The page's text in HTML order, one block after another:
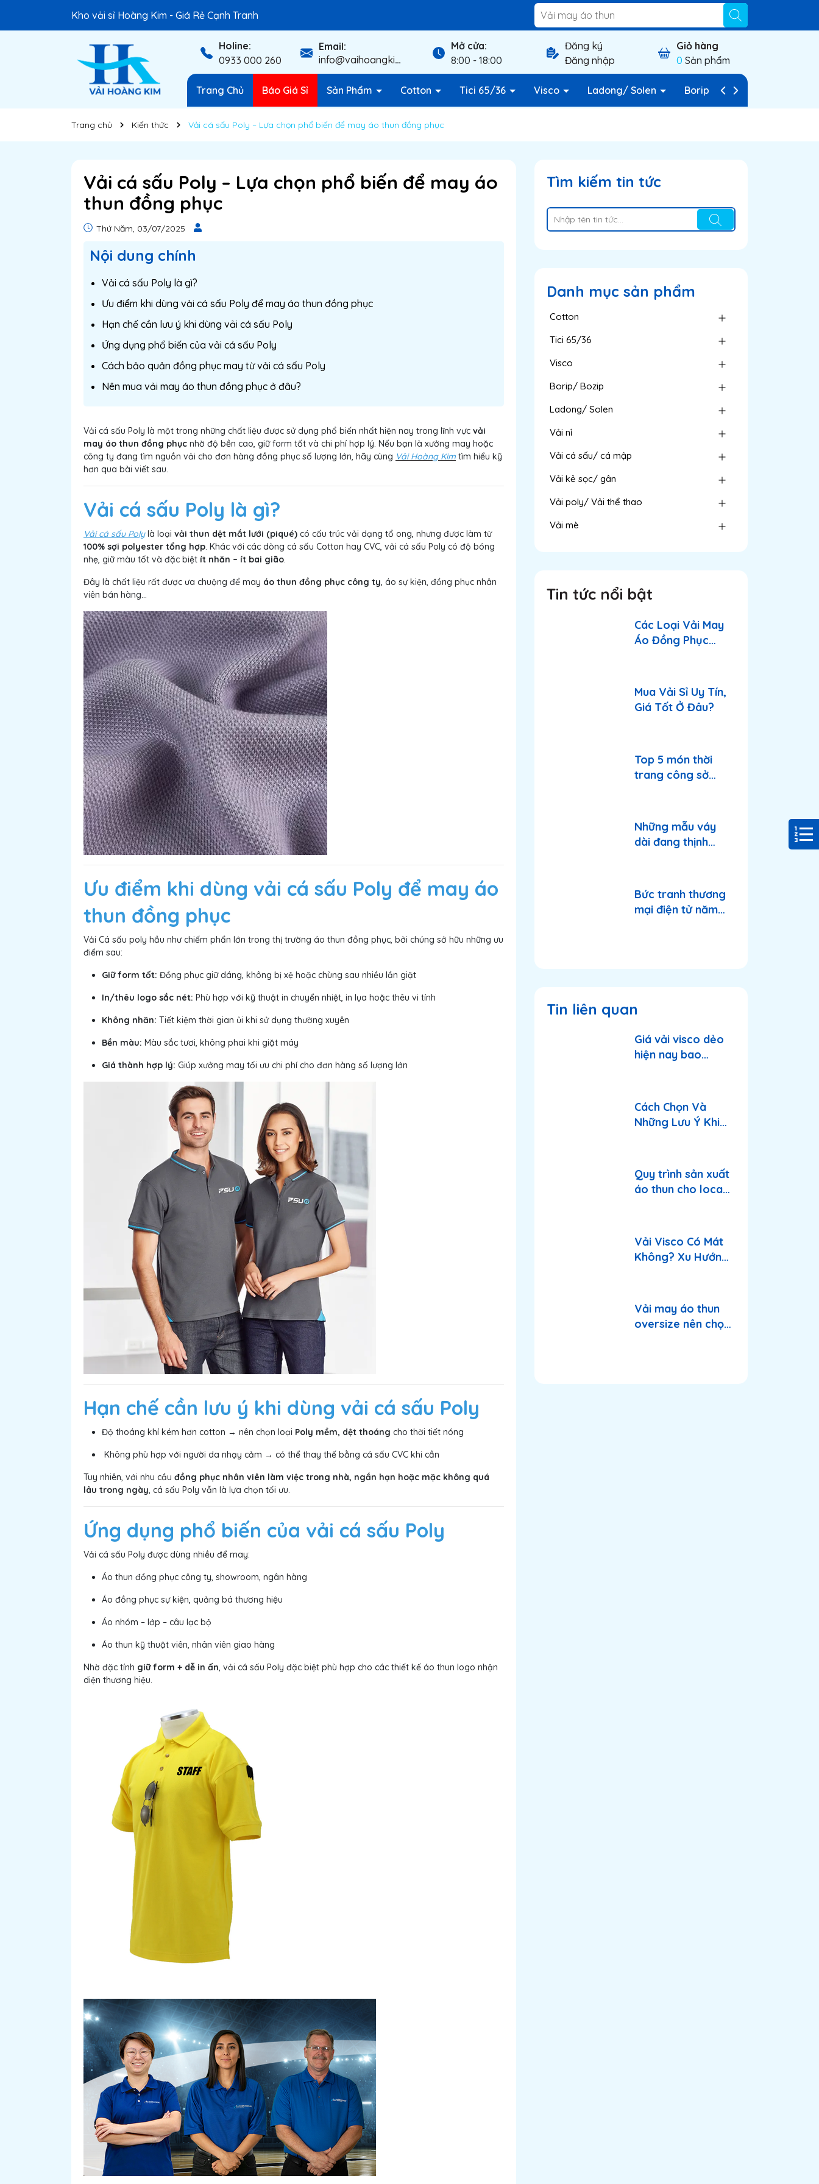
Kho vải sỉ Hoàng Kim - Giá Rẻ Cạnh Tranh
Holine:
0933 000 260
Email:
info@vaihoangkim.com
Mở cửa:
8:00 - 18:00
Đăng ký
Đăng nhập
Giỏ hàng
0 Sản phẩm
Trang Chủ Báo Giá Sỉ Sản Phẩm Cotton Tici 65/36 Visco Ladong/ Solen Borip Vải nỉ
Trang chủ Kiến thức Vải cá sấu Poly – Lựa chọn phổ biến để may áo thun đồng phục
Vải cá sấu Poly – Lựa chọn phổ biến để may áo
thun đồng phục
Thứ Năm, 03/07/2025
Nội dung chính
Vải cá sấu Poly là gì?
Ưu điểm khi dùng vải cá sấu Poly để may áo thun đồng phục
Hạn chế cần lưu ý khi dùng vải cá sấu Poly
Ứng dụng phổ biến của vải cá sấu Poly
Cách bảo quản đồng phục may từ vải cá sấu Poly
Nên mua vải may áo thun đồng phục ở đâu?
Vải cá sấu Poly là một trong những chất liệu được sử dụng phổ biến nhất hiện nay trong lĩnh vực vải
may áo thun đồng phục nhờ độ bền cao, giữ form tốt và chi phí hợp lý. Nếu bạn là xưởng may hoặc
công ty đang tìm nguồn vải cho đơn hàng đồng phục số lượng lớn, hãy cùng Vải Hoàng Kim tìm hiểu kỹ
hơn qua bài viết sau.
Vải cá sấu Poly là gì?
Vải cá sấu Polylà loại vải thun dệt mắt lưới (piqué) có cấu trúc vải dạng tổ ong, nhưng được làm từ
100% sợi polyester tổng hợp. Khác với các dòng cá sấu Cotton hay CVC, vải cá sấu Poly có độ bóng
nhẹ, giữ màu tốt và đặc biệt ít nhăn – ít bai gião.
Đây là chất liệu rất được ưa chuộng để may áo thun đồng phục công ty, áo sự kiện, đồng phục nhân
viên bán hàng...
Ưu điểm khi dùng vải cá sấu Poly để may áo
thun đồng phục
Vải Cá sấu poly hầu như chiếm phẩn lớn trong thị trường áo thun đồng phục, bởi chúng sở hữu những ưu
điểm sau:
Giữ form tốt: Đồng phục giữ dáng, không bị xệ hoặc chùng sau nhiều lần giặt
In/thêu logo sắc nét: Phù hợp với kỹ thuật in chuyển nhiệt, in lụa hoặc thêu vi tính
Không nhăn: Tiết kiệm thời gian ủi khi sử dụng thường xuyên
Bền màu: Màu sắc tươi, không phai khi giặt máy
Giá thành hợp lý: Giúp xưởng may tối ưu chi phí cho đơn hàng số lượng lớn
Hạn chế cần lưu ý khi dùng vải cá sấu Poly
Độ thoáng khí kém hơn cotton → nên chọn loại Poly mềm, dệt thoáng cho thời tiết nóng
Không phù hợp với người da nhạy cảm → có thể thay thế bằng cá sấu CVC khi cần
Tuy nhiên, với nhu cầu đồng phục nhân viên làm việc trong nhà, ngắn hạn hoặc mặc không quá
lâu trong ngày, cá sấu Poly vẫn là lựa chọn tối ưu.
Ứng dụng phổ biến của vải cá sấu Poly
Vải cá sấu Poly được dùng nhiều để may:
Áo thun đồng phục công ty, showroom, ngân hàng
Áo đồng phục sự kiện, quảng bá thương hiệu
Áo nhóm – lớp – câu lạc bộ
Áo thun kỹ thuật viên, nhân viên giao hàng
Nhờ đặc tính giữ form + dễ in ấn, vải cá sấu Poly đặc biệt phù hợp cho các thiết kế áo thun logo nhận
diện thương hiệu.
Tìm kiếm tin tức
Danh mục sản phẩm
Cotton
Tici 65/36
Visco
Borip/ Bozip
Ladong/ Solen
Vải nỉ
Vải cá sấu/ cá mập
Vải kẻ sọc/ gân
Vải poly/ Vải thể thao
Vải mè
Tin tức nổi bật
Các Loại Vải May
Áo Đồng Phục
Mua Vải Sỉ Uy Tín,
Giá Tốt Ở Đâu?
Top 5 món thời
trang công sở
Những mẫu váy
dài đang thịnh
Bức tranh thương
mại điện tử năm
Tin liên quan
Giá vải visco dẻo
hiện nay bao
này?
Cách Chọn Và
Những Lưu Ý Khi
Quy trình sản xuất
áo thun cho local
Vải Visco Có Mát
Không? Xu Hướng
Vải may áo thun
oversize nên chọn